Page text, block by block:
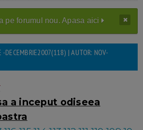
pe forumul nou. Apasa aici
-DECEMBRIE2007(118) | AUTOR: NOV-
a inceput odiseea